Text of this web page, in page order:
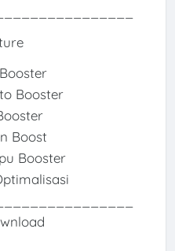
Booster
Boost
Booster